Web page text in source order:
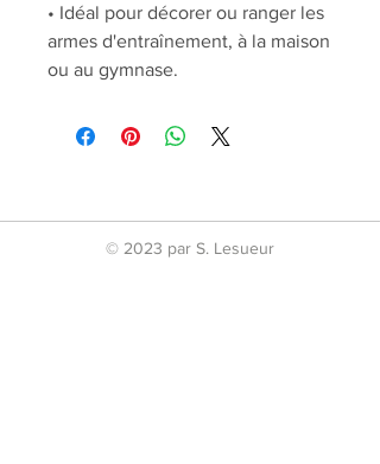
• Idéal pour décorer ou ranger les
armes d'entraînement, à la maison
ou au gymnase.
© 2023 par S. Lesueur